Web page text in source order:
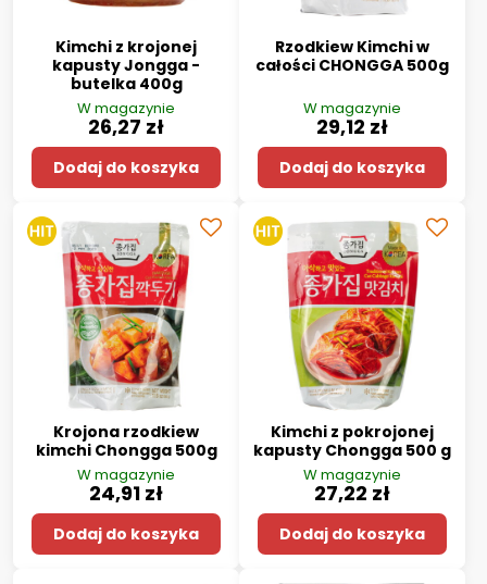
Kimchi z krojonej
kapusty Jongga -
butelka 400g
W magazynie
26,27 zł
Dodaj do koszyka
Rzodkiew Kimchi w
całości CHONGGA 500g
W magazynie
29,12 zł
Dodaj do koszyka
Krojona rzodkiew
kimchi Chongga 500g
W magazynie
24,91 zł
Dodaj do koszyka
Kimchi z pokrojonej
kapusty Chongga 500 g
W magazynie
27,22 zł
Dodaj do koszyka